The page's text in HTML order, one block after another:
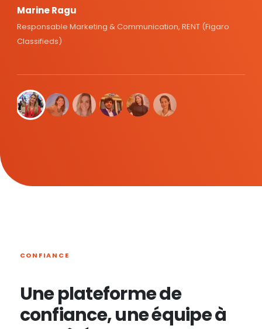
Marine Ragu
Responsable Marketing & Communication, RENT (Figaro
Classifieds)
CONFIANCE
Une plateforme de
confiance, une équipe à